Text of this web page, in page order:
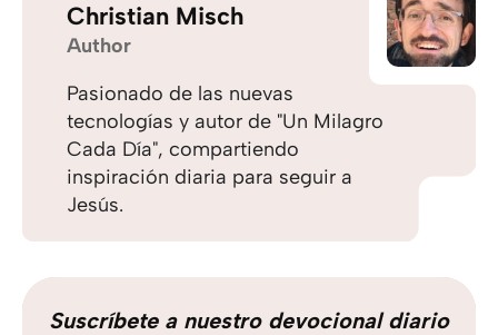
Christian Misch
Author
Pasionado de las nuevas
tecnologías y autor de "Un Milagro
Cada Día", compartiendo
inspiración diaria para seguir a
Jesús.
Suscríbete a nuestro devocional diario